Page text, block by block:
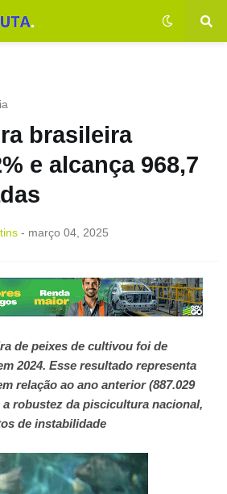
brasileira
e alcança 968,7
- março 04, 2025
de peixes de cultivou foi de
2024. Esse resultado representa
relação ao ano anterior (887.029
robustez da piscicultura nacional,
de instabilidade